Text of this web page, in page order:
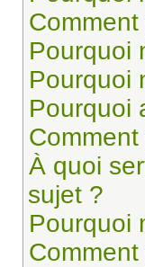
Pourquoi
Pourquoi
Pourquoi
À quoi
sujet ?
Pourquoi